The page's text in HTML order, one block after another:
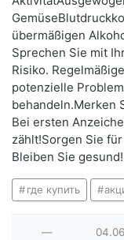
übermäßigen
Sprechen Sie mit
Risiko.
potenzielle
behandeln.Merken
Bei ersten
zählt!Sorgen Sie
Bleiben Sie gesund!
где купить
—